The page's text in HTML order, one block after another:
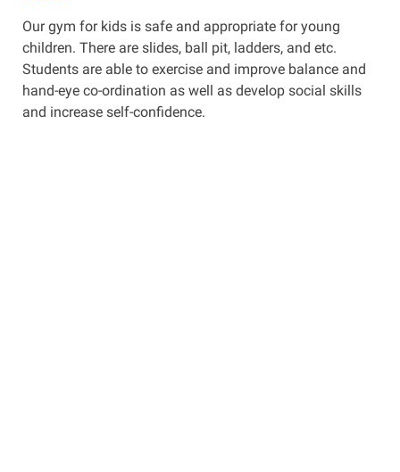
Our gym for kids is safe and appropriate for young
children. There are slides, ball pit, ladders, and etc.
Students are able to exercise and improve balance and
hand-eye co-ordination as well as develop social skills
and increase self-confidence.